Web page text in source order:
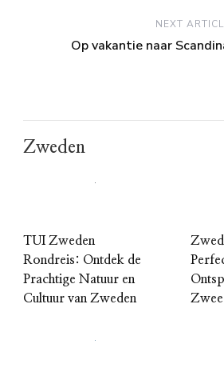
NEXT
Op vakantie naar
Zweden
TUI Zweden
Rondreis: Ontdek de
Prachtige Natuur en
Cultuur van Zweden